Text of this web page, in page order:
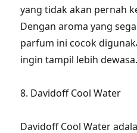
yang tidak akan pernah
Dengan aroma yang
parfum ini cocok
ingin tampil lebih dewasa.
8. Davidoff Cool Water
Davidoff Cool Water